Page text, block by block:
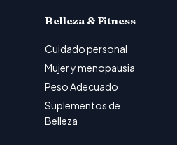
Belleza & Fitness
Cuidado personal
Mujer y menopausia
Peso Adecuado
Suplementos de
Belleza